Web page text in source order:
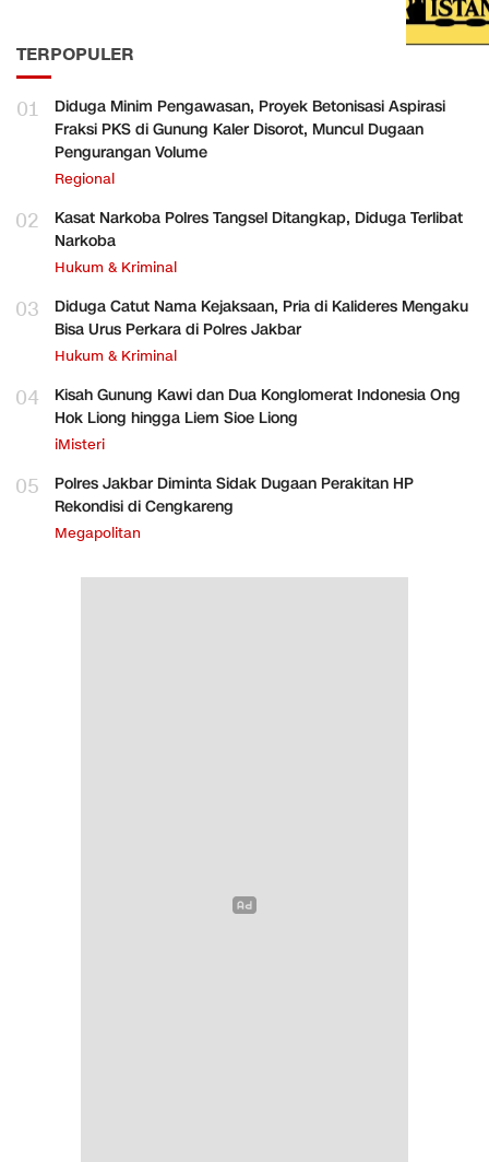
TERPOPULER
01
Diduga Minim Pengawasan, Proyek Betonisasi Aspirasi
Fraksi PKS di Gunung Kaler Disorot, Muncul Dugaan
Pengurangan Volume
Regional
02
Kasat Narkoba Polres Tangsel Ditangkap, Diduga Terlibat
Narkoba
Hukum & Kriminal
03
Diduga Catut Nama Kejaksaan, Pria di Kalideres Mengaku
Bisa Urus Perkara di Polres Jakbar
Hukum & Kriminal
04
Kisah Gunung Kawi dan Dua Konglomerat Indonesia Ong
Hok Liong hingga Liem Sioe Liong
iMisteri
05
Polres Jakbar Diminta Sidak Dugaan Perakitan HP
Rekondisi di Cengkareng
Megapolitan